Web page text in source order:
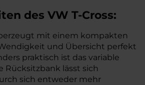
des VW T-Cross:
mit einem kompakten
und Übersicht perfekt
praktisch ist das variable
Rücksitzbank lässt sich
sich entweder mehr